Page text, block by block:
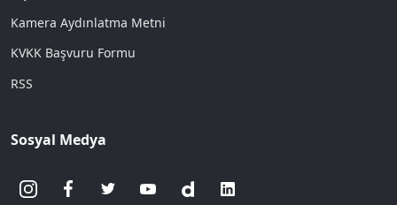
Kamera Aydınlatma Metni
KVKK Başvuru Formu
RSS
Sosyal Medya